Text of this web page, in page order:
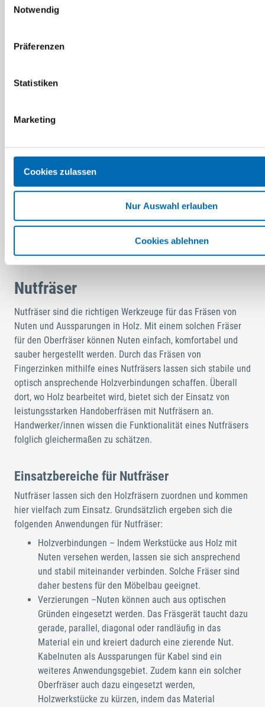
Notwendig
Präferenzen
Statistiken
Marketing
Cookies zulassen
Nur Auswahl erlauben
Cookies ablehnen
Hartmetall-
Verstellnuter
Artikel-Nr. MAF201544
Nutfräser
Nutfräser sind die richtigen Werkzeuge für das Fräsen von
Nuten und Aussparungen in Holz. Mit einem solchen Fräser
für den Oberfräser können Nuten einfach, komfortabel und
sauber hergestellt werden. Durch das Fräsen von
Fingerzinken mithilfe eines Nutfräsers lassen sich stabile und
optisch ansprechende Holzverbindungen schaffen. Überall
dort, wo Holz bearbeitet wird, bietet sich der Einsatz von
leistungsstarken Handoberfräsen mit Nutfräsern an.
Handwerker/innen wissen die Funktionalität eines Nutfräsers
folglich gleichermaßen zu schätzen.
Einsatzbereiche für Nutfräser
Nutfräser lassen sich den Holzfräsern zuordnen und kommen
hier vielfach zum Einsatz. Grundsätzlich ergeben sich die
folgenden Anwendungen für Nutfräser:
Holzverbindungen – Indem Werkstücke aus Holz mit
Nuten versehen werden, lassen sie sich ansprechend
und stabil miteinander verbinden. Solche Fräser sind
daher bestens für den Möbelbau geeignet.
Verzierungen –Nuten können auch aus optischen
Gründen eingesetzt werden. Das Fräsgerät taucht dazu
gerade, parallel, diagonal oder randläufig in das
Material ein und kreiert dadurch eine zierende Nut.
Kabelnuten als Aussparungen für Kabel sind ein
weiteres Anwendungsgebiet. Zudem kann ein solcher
Oberfräser auch dazu eingesetzt werden,
Holzwerkstücke zu kürzen, indem das Material